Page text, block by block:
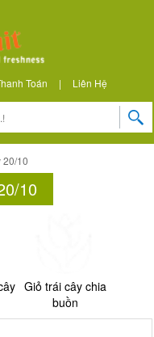
Toán | Liên Hệ
20/10
10
Giỏ trái cây chia
buồn